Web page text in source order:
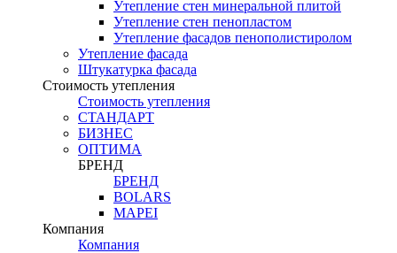
Утепление стен минеральной плитой
Утепление стен пенопластом
Утепление фасадов пенополистиролом
Утепление фасада
Штукатурка фасада
Стоимость утепления
Стоимость утепления
СТАНДАРТ
БИЗНЕС
ОПТИМА
БРЕНД
БРЕНД
BOLARS
MAPEI
Компания
Компания